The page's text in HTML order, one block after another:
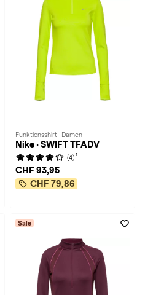
Funktionsshirt · Damen
Nike · SWIFT TFADV
(4) 1
CHF 93,95
CHF 79,86
Sale